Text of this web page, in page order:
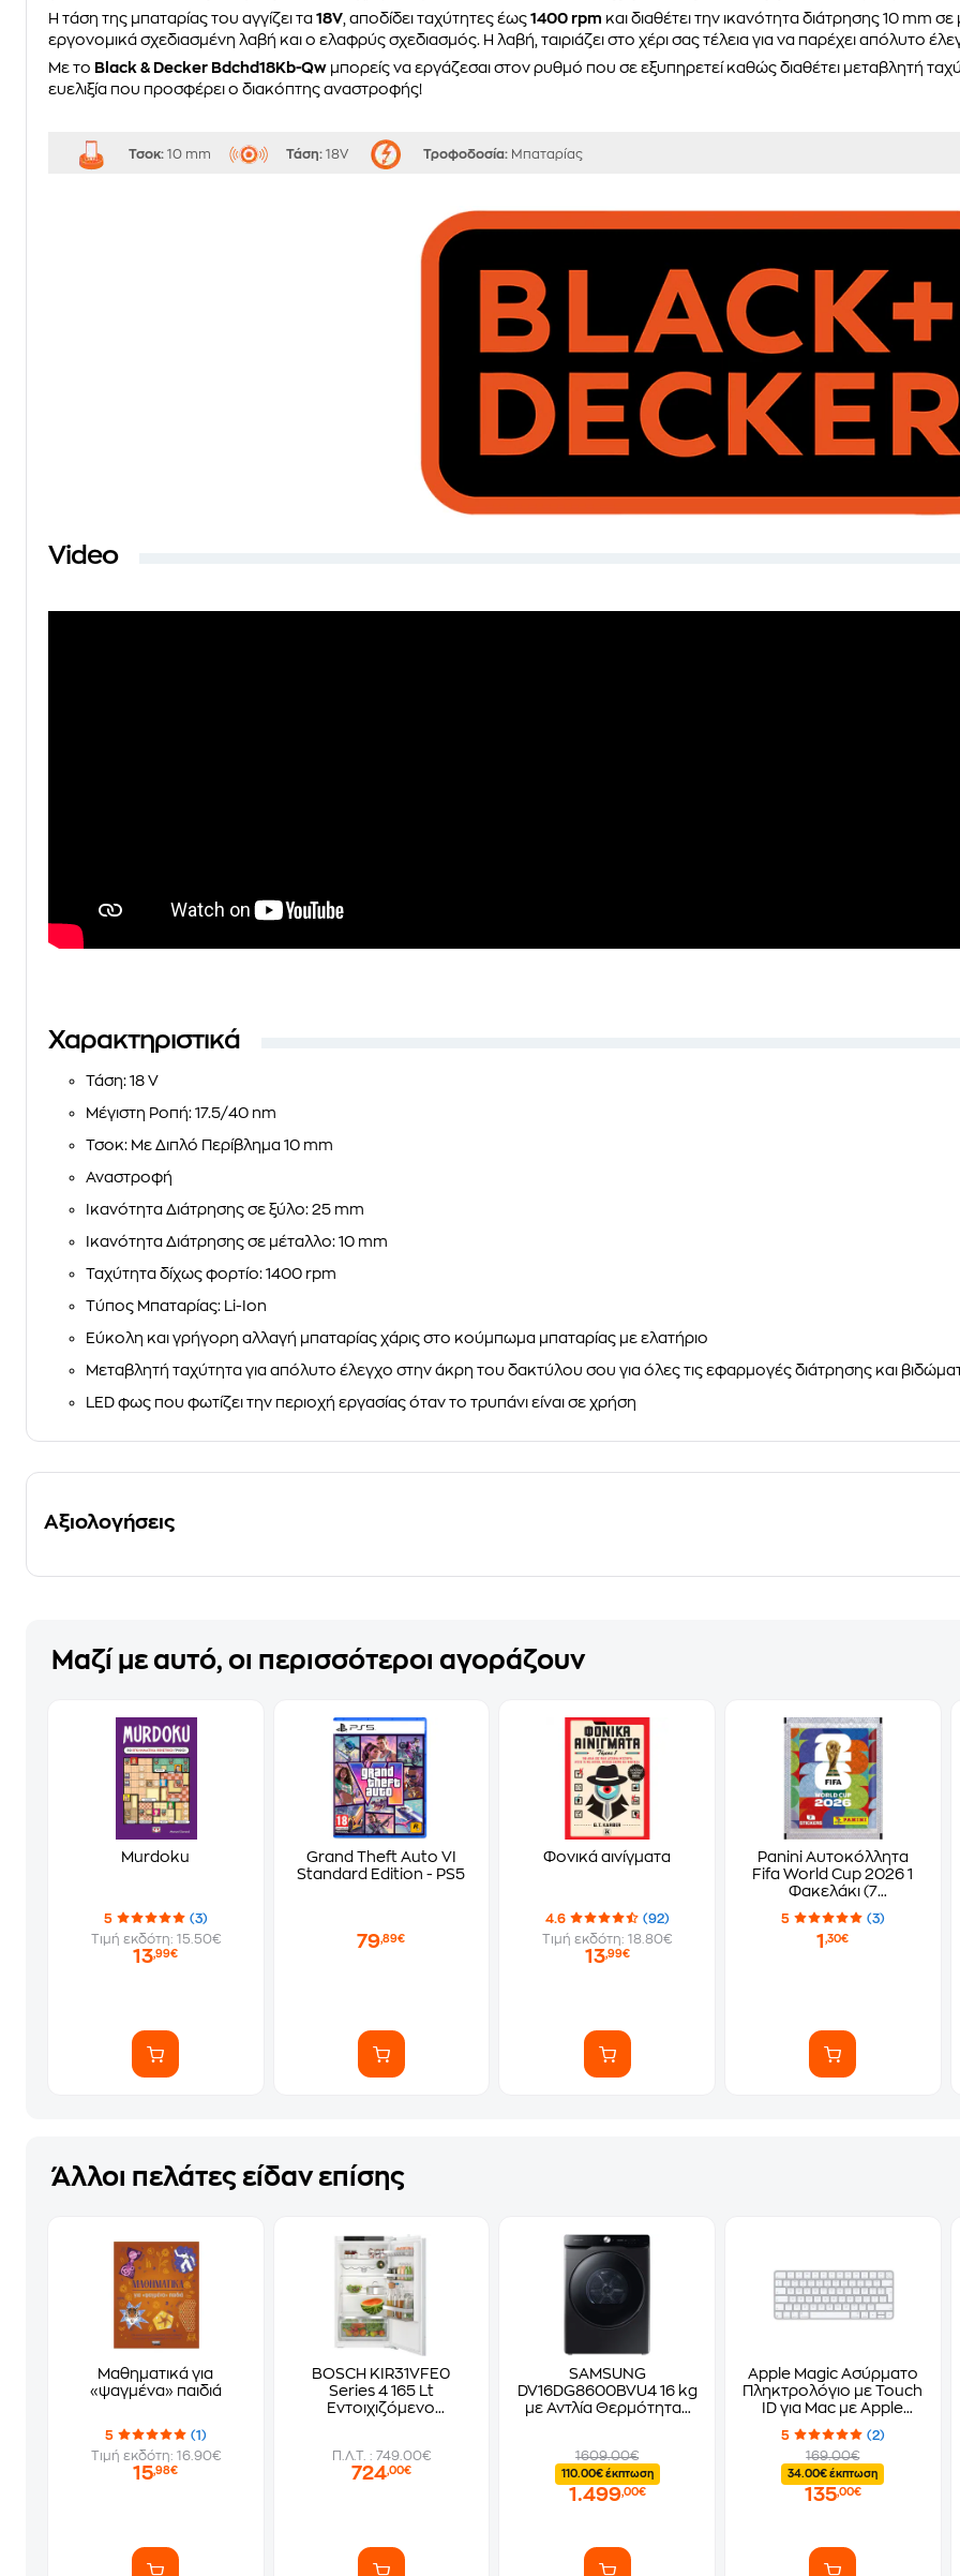
Η τάση της μπαταρίας του αγγίζει τα 18V , αποδίδει ταχύτητες έως 1400 rpm και διαθέτει την ικανότητα διάτρησης 10 mm
εργονομικά σχεδιασμένη λαβή και ο ελαφρύς σχεδιασμός. Η λαβή, ταιριάζει στο χέρι σας τέλεια για να παρέχει απόλυτο
Με το Black & Decker Bdchd18Kb-Qw μπορείς να εργάζεσαι στον ρυθμό που σε εξυπηρετεί καθώς διαθέτει μεταβλητή
ευελιξία που προσφέρει ο διακόπτης αναστροφής!
Τσοκ: 10 mm Τάση: 18V Τροφοδοσία: Μπαταρίας
Video
Χαρακτηριστικά
Τάση: 18 V
Μέγιστη Ροπή: 17.5/40 nm
Τσοκ: Με Διπλό Περίβλημα 10 mm
Αναστροφή
Ικανότητα Διάτρησης σε ξύλο: 25 mm
Ικανότητα Διάτρησης σε μέταλλο: 10 mm
Ταχύτητα δίχως φορτίο: 1400 rpm
Τύπος Μπαταρίας: Li-Ion
Εύκολη και γρήγορη αλλαγή μπαταρίας χάρις στο κούμπωμα μπαταρίας με ελατήριο
Μεταβλητή ταχύτητα για απόλυτο έλεγχο στην άκρη του δακτύλου σου για όλες τις εφαρμογές διάτρησης και
LED φως που φωτίζει την περιοχή εργασίας όταν το τρυπάνι είναι σε χρήση
Αξιολογήσεις
Μαζί με αυτό, οι περισσότεροι αγοράζουν
Murdoku
5
(3)
Τιμή εκδότη: 15.50€
13,99€
Grand Theft Auto VI
Standard Edition - PS5
79,89€
Φονικά αινίγματα
4.6
(92)
Τιμή εκδότη: 18.80€
13,99€
Panini Αυτοκόλλητα
Fifa World Cup 2026 1
Φακελάκι (7
Αυτοκόλλητα)
5 (3)
1,30€
Άλλοι πελάτες είδαν επίσης
Μαθηματικά για
«ψαγμένα» παιδιά
5
(1)
Τιμή εκδότη: 16.90€
15,98€
BOSCH KIR31VFE0
Series 4 165 Lt
Εντοιχιζόμενο
Π.Λ.Τ. : 749.00€
724,00€
SAMSUNG
DV16DG8600BVU4 16 kg
με Αντλία Θερμότητας
1609.00€
110.00€ έκπτωση
1.499,00€
Apple Magic Ασύρματο
Πληκτρολόγιο με Touch
ID για Mac με Apple
Silicon (US)
5
(2)
169.00€
34.00€ έκπτωση
135,00€